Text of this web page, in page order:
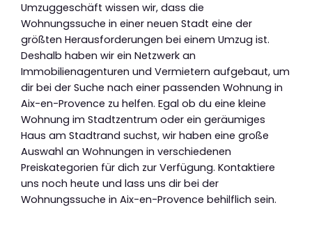
Umzuggeschäft wissen wir, dass die
Wohnungssuche in einer neuen Stadt eine der
größten Herausforderungen bei einem Umzug ist.
Deshalb haben wir ein Netzwerk an
Immobilienagenturen und Vermietern aufgebaut, um
dir bei der Suche nach einer passenden Wohnung in
Aix-en-Provence zu helfen. Egal ob du eine kleine
Wohnung im Stadtzentrum oder ein geräumiges
Haus am Stadtrand suchst, wir haben eine große
Auswahl an Wohnungen in verschiedenen
Preiskategorien für dich zur Verfügung. Kontaktiere
uns noch heute und lass uns dir bei der
Wohnungssuche in Aix-en-Provence behilflich sein.